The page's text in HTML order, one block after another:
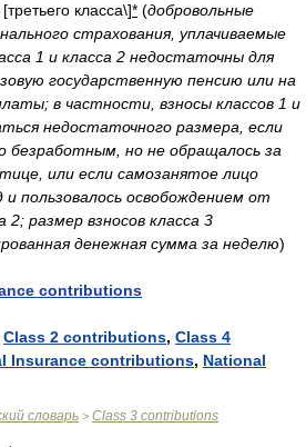
класса\]* (добровольные
страхования, уплачиваемые
1 и класса 2 недостаточны для
государственную пенсию или на
в частности, взносы классов 1 и
недостаточного размера, если
безработным, но не обращалось за
или если самозанятое лицо
и пользовалось освобождением от
2; размер взносов класса 3
денежная сумма за неделю)
contributions
Class 2 contributions, Class 4
Insurance contributions, National
словарь > Class 3 contributions